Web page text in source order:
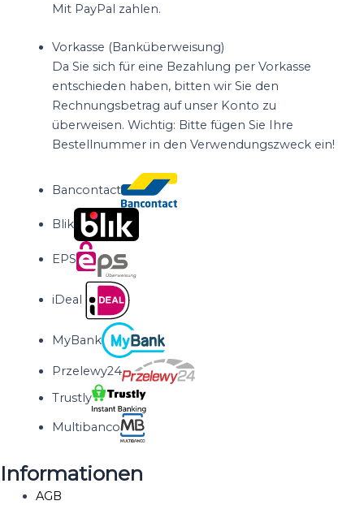
Mit PayPal zahlen.
Vorkasse (Banküberweisung)
Da Sie sich für eine Bezahlung per Vorkasse
entschieden haben, bitten wir Sie den
Rechnungsbetrag auf unser Konto zu
überweisen. Wichtig: Bitte fügen Sie Ihre
Bestellnummer in den Verwendungszweck ein!
Bancontact
Blik
EPS
iDeal
MyBank
Przelewy24
Trustly
Multibanco
Informationen
AGB